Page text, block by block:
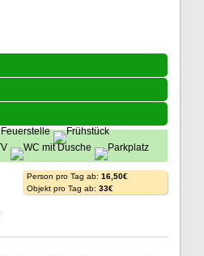
Person pro Tag ab: 16,50€
Objekt pro Tag ab: 33€